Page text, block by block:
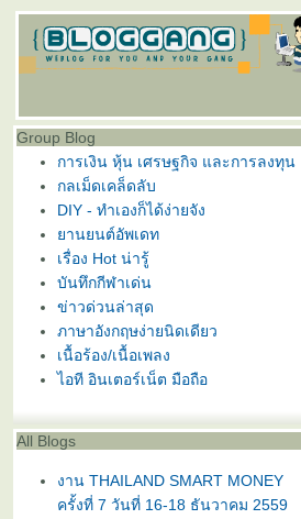
Group Blog
การเงิน หุ้น เศรษฐกิจ และการลงทุน
กลเม็ดเคล็ดลับ
DIY - ทำเองก็ได้ง่ายจัง
านยนต์อัพเดท
เรื่อง Hot น่ารู้
บันทึกกีฬาเด่น
ข่าวด่วนล่าสุด
ภาษาอังกฤษง่ายนิดเดียว
เนื้อร้อง/เนื้อเพลง
ไอที อินเตอร์เน็ต มือถือ
All Blogs
งาน THAILAND SMART MONEY
ครั้งที่ 7 วันที่ 16-18 ธันวาคม 2559